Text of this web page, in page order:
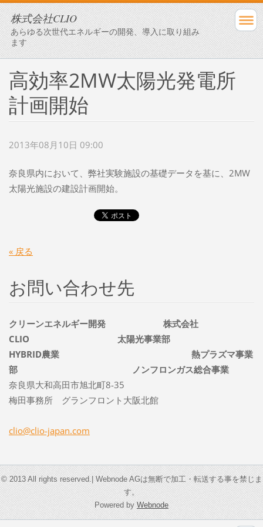
株式会社CLIO
あらゆる次世代エネルギーの開発、導入に取り組み
ます
高効率2MW太陽光発電所
計画開始
2013年08月10日 09:00
奈良県内において、弊社実験施設の基礎データを基に、2MW
太陽光施設の建設計画開始。
« 戻る
お問い合わせ先
クリーンエネルギー開発 株式会社
CLIO 太陽光事業部
HYBRID農業 熱プラズマ事業
部 ノンフロンガス総合事業
奈良県大和高田市旭北町8-35
梅田事務所 グランフロント大阪北館
clio@clio-japan.com
© 2013 All rights reserved.| Webnode AGは無断で加工・転送する事を禁じま
す。
Powered byWebnode